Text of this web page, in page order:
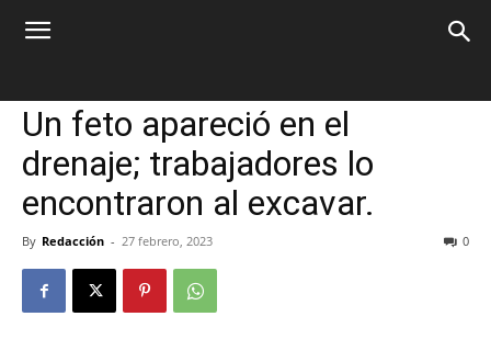
Morelos
Un feto apareció en el
drenaje; trabajadores lo
encontraron al excavar.
By Redacción - 27 febrero, 2023 0